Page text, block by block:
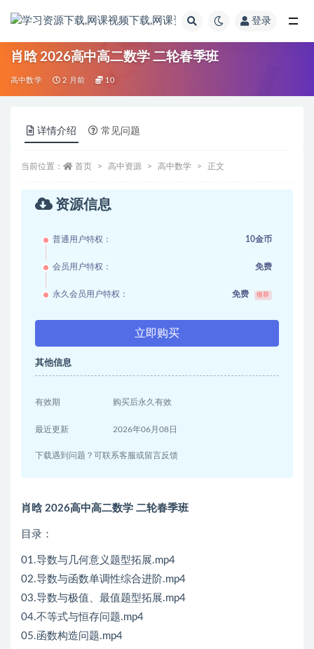
登录
肖晗 2026高中高二数学 二轮春季班
高中数学 2 月前 10
详情介绍 常见问题
当前位置： 首页 高中资源 高中数学 正文
资源信息
普通用户特权： 10金币
会员用户特权： 免费
永久会员用户特权： 免费 推荐
立即购买
其他信息
有效期 购买后永久有效
最近更新 2026年06月08日
下载遇到问题？可联系客服或留言反馈
肖晗 2026高中高二数学 二轮春季班
目录：
01.导数与几何意义题型拓展.mp4
02.导数与函数单调性综合进阶.mp4
03.导数与极值、最值题型拓展.mp4
04.不等式与恒存问题.mp4
05.函数构造问题.mp4